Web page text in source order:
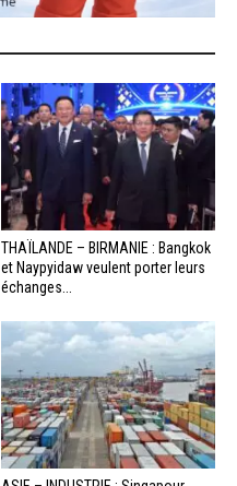
THAÏLANDE – BIRMANIE : Bangkok
et Naypyidaw veulent porter leurs
échanges...